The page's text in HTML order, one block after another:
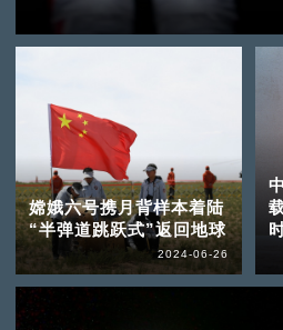
嫦娥六号携月背样本着陆
“半弹道跳跃式”返回地球
2024-06-26